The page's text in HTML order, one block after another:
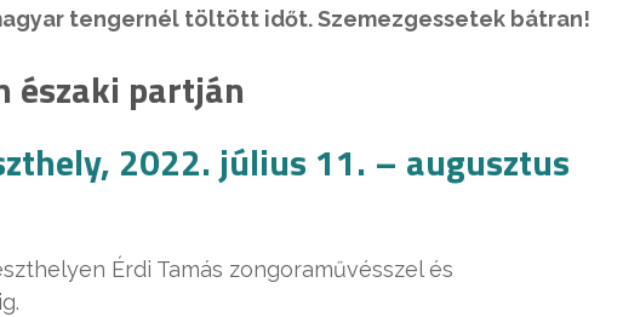
tengernél töltött időt. Szemezgessetek bátran!
északi partján
2022. július 11. – augusztus
Érdi Tamás zongoraművésszel és